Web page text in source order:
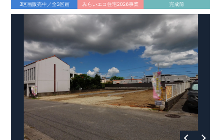
3区画販売中／全3区画 みらいエコ住宅2026事業 完成前